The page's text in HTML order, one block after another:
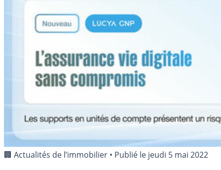
🏢 Actualités de l’immobilier • Publié le jeudi 5 mai 2022